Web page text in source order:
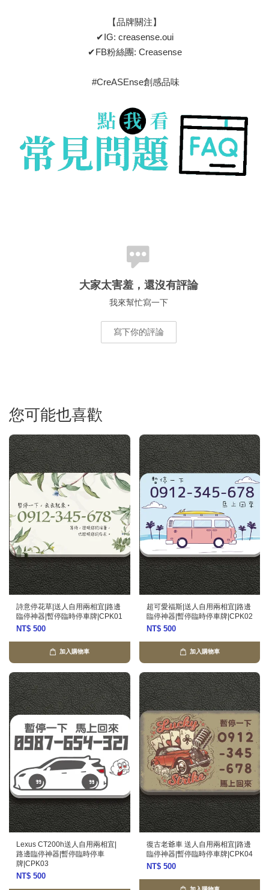
【品牌關注】
✔IG: creasense.oui
✔FB粉絲團: Creasense
#CreASEnse創感品味
大家太害羞，還沒有評論
我來幫忙寫一下
寫下你的評論
您可能也喜歡
詩意停花草|送人自用兩相宜|路邊
臨停神器|暫停臨時停車牌|CPK01
NT$ 500
加入購物車
超可愛福斯|送人自用兩相宜|路邊
臨停神器|暫停臨時停車牌|CPK02
NT$ 500
加入購物車
Lexus CT200h送人自用兩相宜|
路邊臨停神器|暫停臨時停車
牌|CPK03
NT$ 500
復古老爺車 送人自用兩相宜|路邊
臨停神器|暫停臨時停車牌|CPK04
NT$ 500